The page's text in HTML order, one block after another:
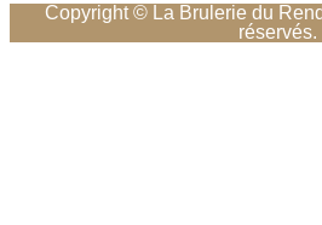
Copyright © La Brulerie du
réservés.